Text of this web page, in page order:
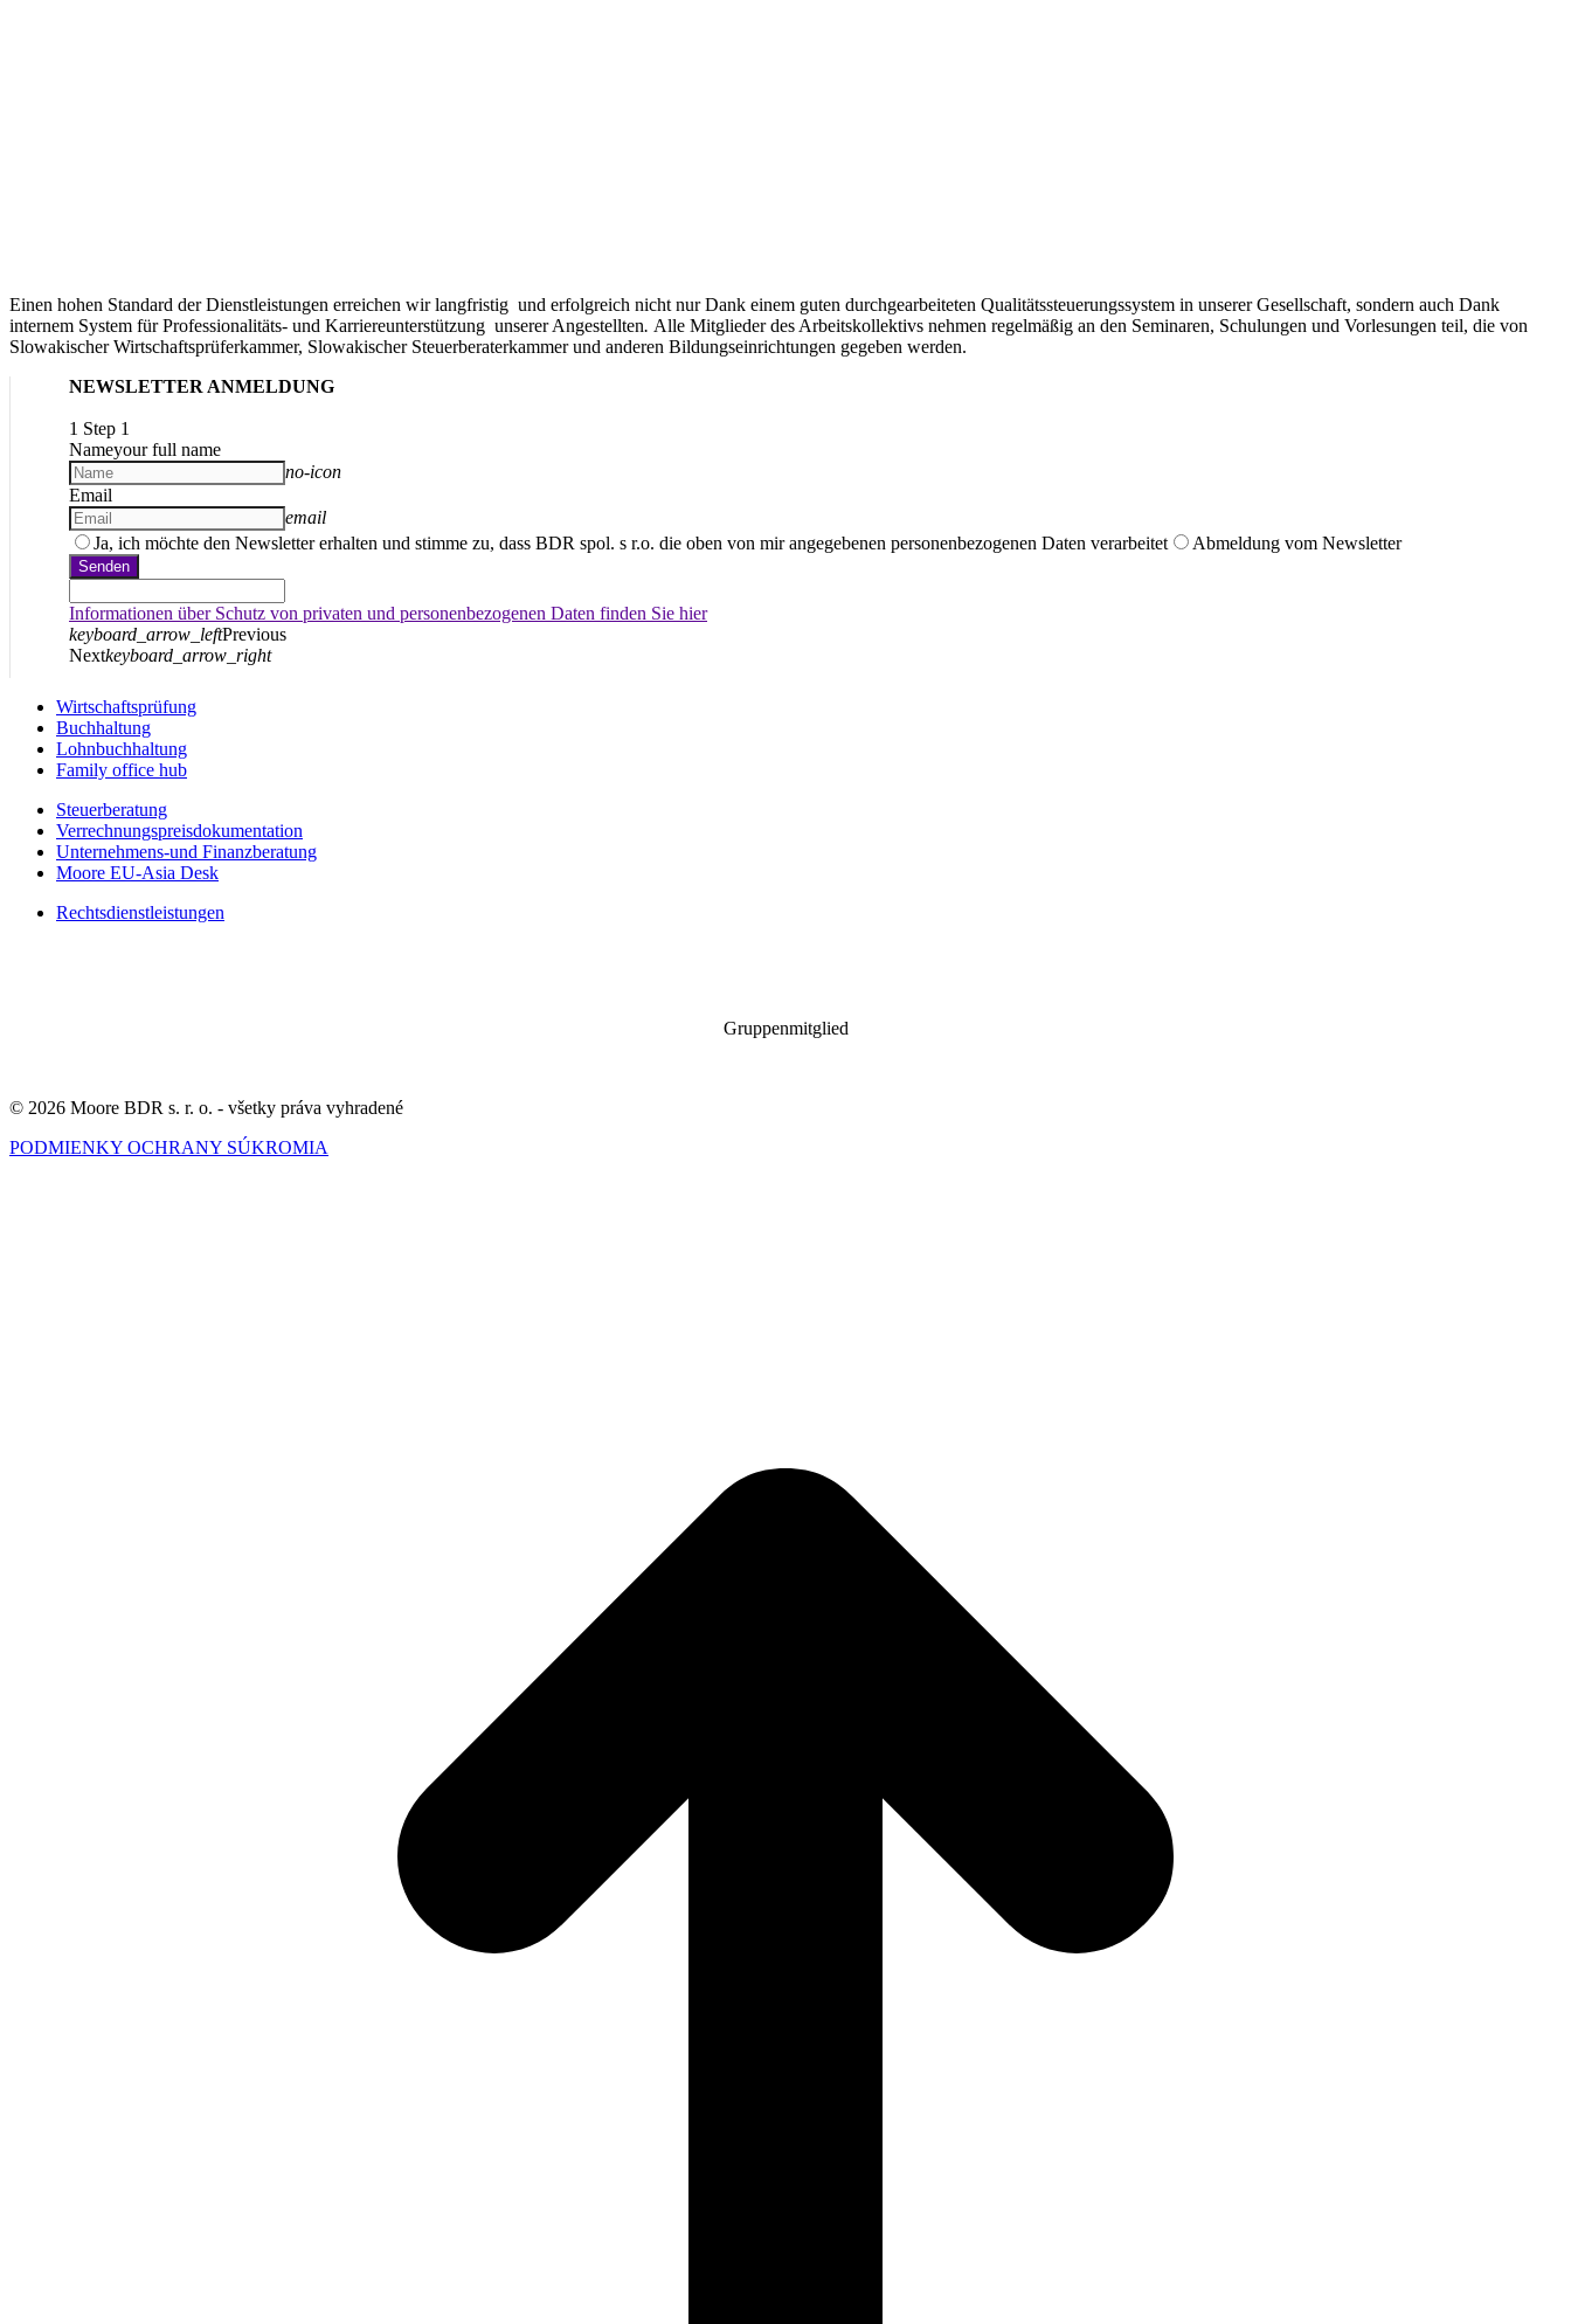
Einen hohen Standard der Dienstleistungen erreichen wir langfristig und erfolgreich nicht nur Dank einem guten durchgearbeiteten Qualitätssteuerungssystem in unserer Gesellschaft, sondern auch Dank
internem System für Professionalitäts- und Karriereunterstützung unserer Angestellten. Alle Mitglieder des Arbeitskollektivs nehmen regelmäßig an den Seminaren, Schulungen und Vorlesungen teil, die von
Slowakischer Wirtschaftsprüferkammer, Slowakischer Steuerberaterkammer und anderen Bildungseinrichtungen gegeben werden.
NEWSLETTER ANMELDUNG
1 Step 1
Nameyour full name
no-icon
Email
email
Ja, ich möchte den Newsletter erhalten und stimme zu, dass BDR spol. s r.o. die oben von mir angegebenen personenbezogenen Daten verarbeitet
Abmeldung vom Newsletter
Senden
Informationen über Schutz von privaten und personenbezogenen Daten finden Sie hier
keyboard_arrow_leftPrevious
Nextkeyboard_arrow_right
Wirtschaftsprüfung
Buchhaltung
Lohnbuchhaltung
Family office hub
Steuerberatung
Verrechnungspreisdokumentation
Unternehmens-und Finanzberatung
Moore EU-Asia Desk
Rechtsdienstleistungen
Gruppenmitglied
© 2026 Moore BDR s. r. o. - všetky práva vyhradené
PODMIENKY OCHRANY SÚKROMIA